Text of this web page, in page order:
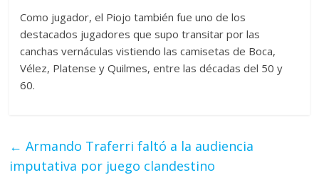
Como jugador, el Piojo también fue uno de los
destacados jugadores que supo transitar por las
canchas vernáculas vistiendo las camisetas de Boca,
Vélez, Platense y Quilmes, entre las décadas del 50 y
60.
← Armando Traferri faltó a la audiencia
imputativa por juego clandestino